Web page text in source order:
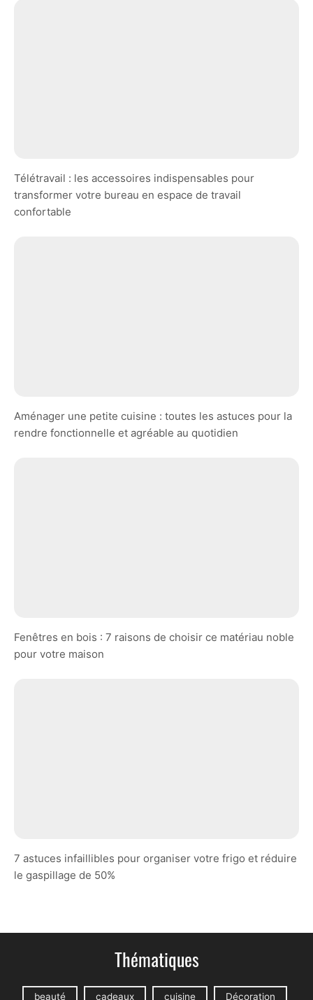
Télétravail : les accessoires indispensables pour
transformer votre bureau en espace de travail
confortable
Aménager une petite cuisine : toutes les astuces pour la
rendre fonctionnelle et agréable au quotidien
Fenêtres en bois : 7 raisons de choisir ce matériau noble
pour votre maison
7 astuces infaillibles pour organiser votre frigo et réduire
le gaspillage de 50%
Thématiques
beauté cadeaux cuisine Décoration